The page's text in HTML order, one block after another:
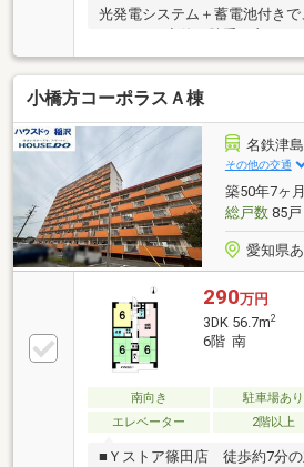
光発電システム＋蓄電池付きで
られます♪◆使い勝手の良い
夫婦・ファミリーにもおすす
小橋方コーポラスＡ棟
名鉄津
その他の交通
築50年7ヶ
総戸数85戸
愛知県
290万円
3DK 56.7m2
6階 南
南向き 駐車場あり
エレベーター
2階以上
■Ｙストア篠田店 徒歩約7分